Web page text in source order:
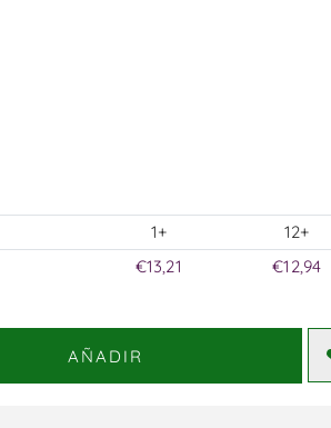
1+
12+
€13,21 €12,94
AÑADIR